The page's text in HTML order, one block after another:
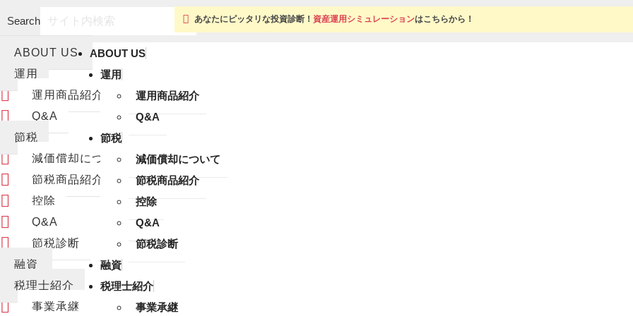
Search
ABOUT US
運用
運用商品紹介
Q&A
節税
減価償却について
節税商品紹介
控除
Q&A
節税診断
融資
税理士紹介
事業承継
あなたにピッタリな投資診断！資産運用シミュレーションはこちらから！
ABOUT US
運用
運用商品紹介
Q&A
節税
減価償却について
節税商品紹介
控除
Q&A
節税診断
融資
税理士紹介
事業承継